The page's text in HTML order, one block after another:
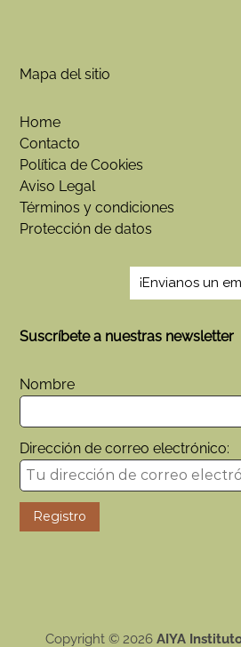
Mapa del sitio
Home
Contacto
Política de Cookies
Aviso Legal
Términos y condiciones
Protección de datos
¡Envianos un
Suscríbete a nuestras newsletter
Nombre
Dirección de correo electrónico:
Copyright © 2026 AIYA